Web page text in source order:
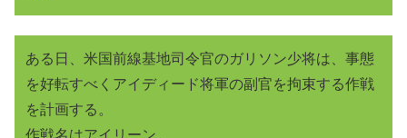
ある日、米国前線基地司令官のガリソン少将は、事態
を好転すべくアイディード将軍の副官を拘束する作戦
を計画する。